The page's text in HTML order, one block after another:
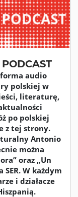
audio
polskiej w
literaturę,
po polskiej
z tej strony.
Antonio
można
oraz „Un
W każdym
i działacze